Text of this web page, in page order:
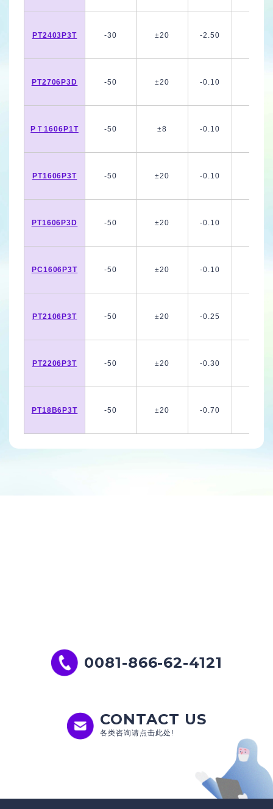
PT2403P3T -30 ±20 -2.50
PT2706P3D -50 ±20 -0.10
PＴ1606P1T -50 ±8 -0.10
PT1606P3T -50 ±20 -0.10
PT1606P3D -50 ±20 -0.10
PC1606P3T -50 ±20 -0.10
PT2106P3T -50 ±20 -0.25
PT2206P3T -50 ±20 -0.30
PT18B6P3T -50 ±20 -0.70
0081-866-62-4121
CONTACT US
各类咨询请点击此处!